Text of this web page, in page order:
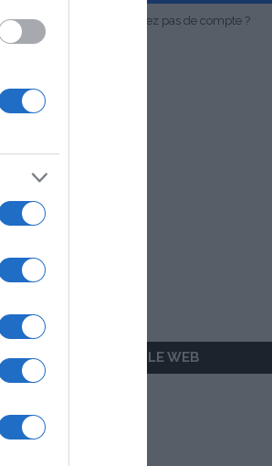
Vous n'avez pas de compte ?
AILLEURS SUR LE WEB